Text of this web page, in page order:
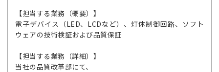
【担当する業務（概要）】
電子デバイス（LED、LCDなど）、灯体制御回路、ソフト
ウェアの技術検証および品質保証
【担当する業務（詳細）】
当社の品質改革部にて、